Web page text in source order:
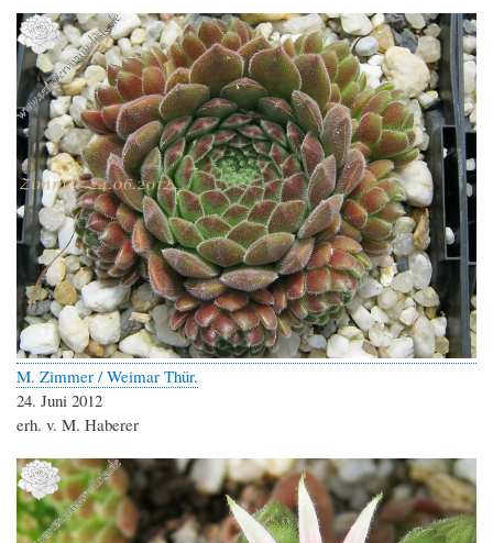
M. Zimmer / Weimar Thür.
24. Juni 2012
erh. v. M. Haberer